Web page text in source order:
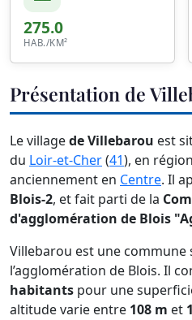
275.0
HAB./KM²
Présentation de
Le villagede Villebarou est
du Loir-et-Cher(41), en
anciennement en Centre. Il
Blois-2, et fait parti de la
d'agglomération de Blois
Villebarou est une commune
l’agglomération de Blois. Il
habitants pour une
altitude varie entre 108 m et